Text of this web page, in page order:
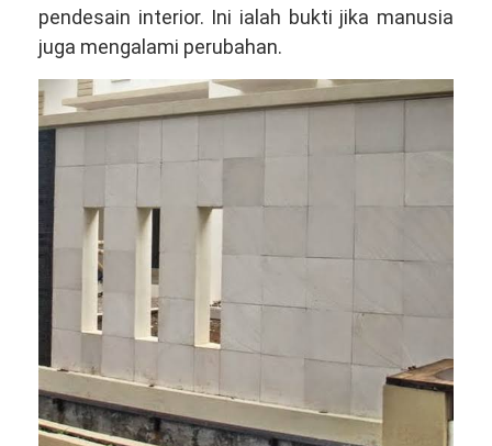
pendesain interior. Ini ialah bukti jika manusia
juga mengalami perubahan.